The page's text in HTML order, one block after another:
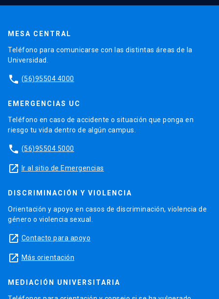
MESA CENTRAL
Teléfono para comunicarse con las distintas áreas de la
Universidad.
phone (56)95504 4000
EMERGENCIAS UC
Teléfono en caso de accidente o situación que ponga en
riesgo tu vida dentro de algún campus.
phone (56)95504 5000
launch Ir al sitio de Emergencias
DISCRIMINACIÓN Y VIOLENCIA
Orientación y apoyo en casos de discriminación, violencia de
género o violencia sexual.
launch Contacto para apoyo
launch Más orientación
MEDIACIÓN UNIVERSITARIA